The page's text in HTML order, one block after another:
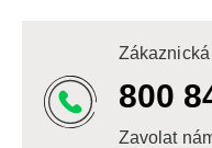
800
Zavolat